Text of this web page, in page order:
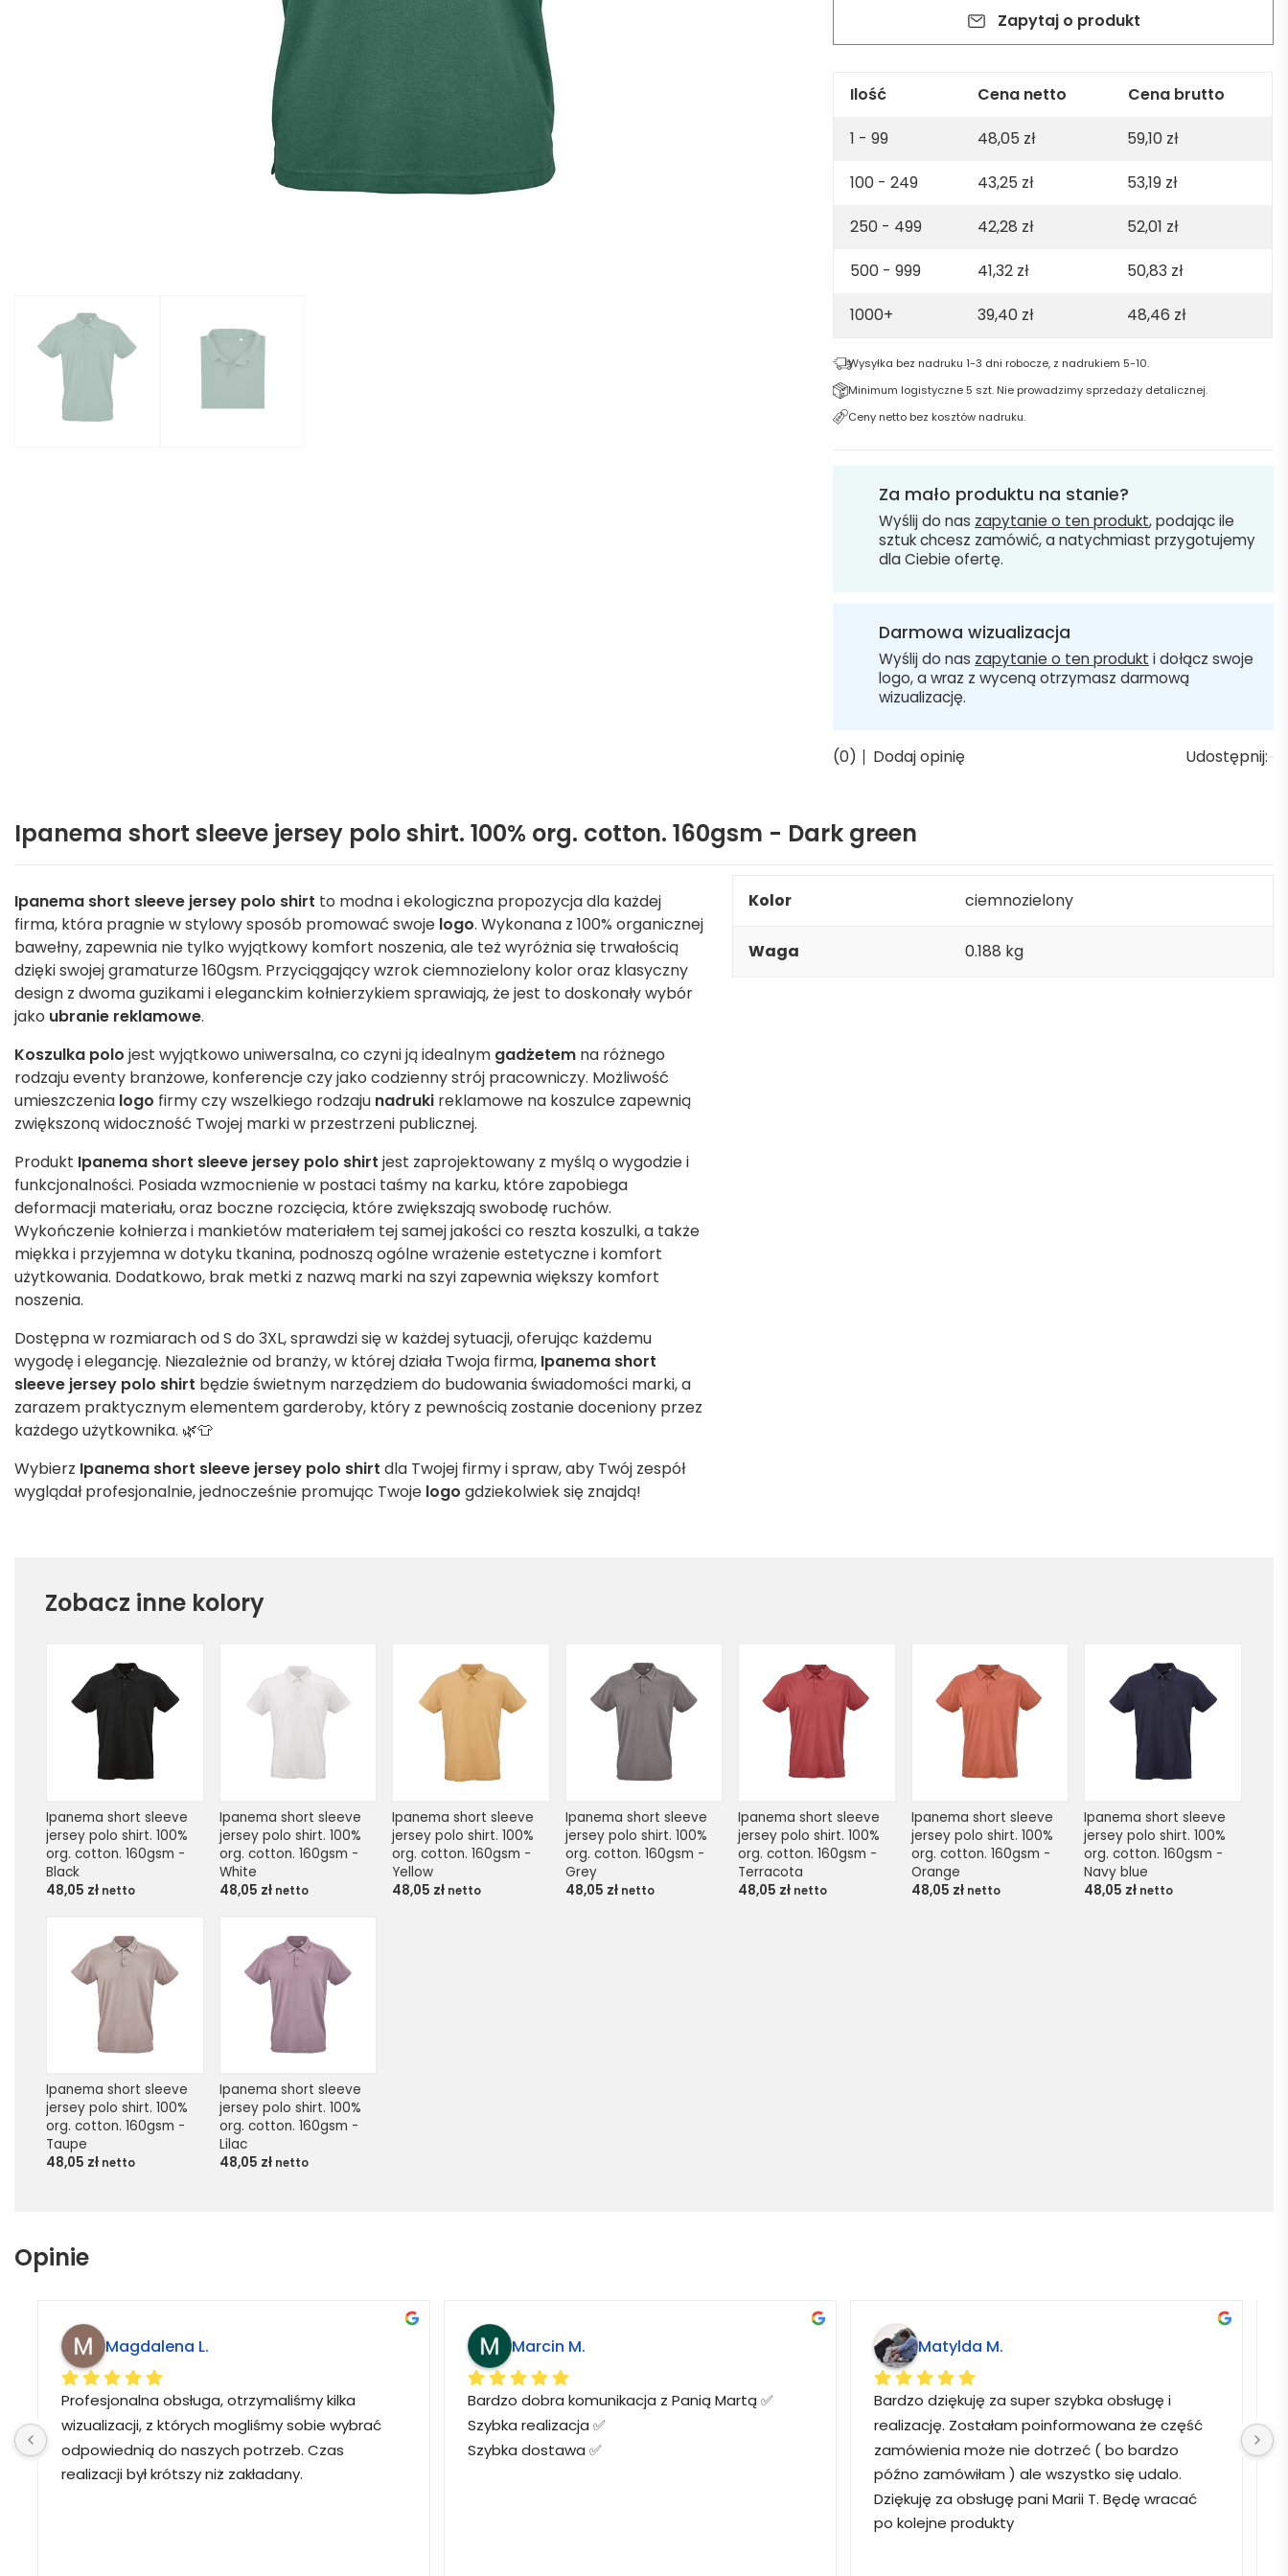
shirt.
org.
160gsm
Dark
Zapytaj o produkt
Ilość Cena netto
Cena brutto
1 - 99
48,05 zł 59,10 zł
100 - 249
43,25 zł 53,19 zł
250 - 499
42,28 zł 52,01 zł
500 - 999
41,32 zł 50,83 zł
1000+
39,40 zł 48,46 zł
Wysyłka bez nadruku 1-3 dni robocze, z nadrukiem 5-10.
Minimum logistyczne 5 szt. Nie prowadzimy sprzedaży detalicznej.
Ceny netto bez kosztów nadruku.
Za mało produktu na stanie?
Wyślij do nas zapytanie o ten produkt, podając ile
sztuk chcesz zamówić, a natychmiast przygotujemy
dla Ciebie ofertę.
Darmowa wizualizacja
Wyślij do nas zapytanie o ten produkt i dołącz swoje
logo, a wraz z wyceną otrzymasz darmową
wizualizację.
(0) Dodaj opinię Udostępnij:
Ipanema short sleeve jersey polo shirt. 100% org. cotton. 160gsm - Dark green
Ipanema short sleeve jersey polo shirt to modna i ekologiczna propozycja dla każdej
firma, która pragnie w stylowy sposób promować swoje logo. Wykonana z 100% organicznej
bawełny, zapewnia nie tylko wyjątkowy komfort noszenia, ale też wyróżnia się trwałością
dzięki swojej gramaturze 160gsm. Przyciągający wzrok ciemnozielony kolor oraz klasyczny
design z dwoma guzikami i eleganckim kołnierzykiem sprawiają, że jest to doskonały wybór
jako ubranie reklamowe.
Koszulka polo jest wyjątkowo uniwersalna, co czyni ją idealnym gadżetem na różnego
rodzaju eventy branżowe, konferencje czy jako codzienny strój pracowniczy. Możliwość
umieszczenia logo firmy czy wszelkiego rodzaju nadruki reklamowe na koszulce zapewnią
zwiększoną widoczność Twojej marki w przestrzeni publicznej.
Produkt Ipanema short sleeve jersey polo shirt jest zaprojektowany z myślą o wygodzie i
funkcjonalności. Posiada wzmocnienie w postaci taśmy na karku, które zapobiega
deformacji materiału, oraz boczne rozcięcia, które zwiększają swobodę ruchów.
Wykończenie kołnierza i mankietów materiałem tej samej jakości co reszta koszulki, a także
miękka i przyjemna w dotyku tkanina, podnoszą ogólne wrażenie estetyczne i komfort
użytkowania. Dodatkowo, brak metki z nazwą marki na szyi zapewnia większy komfort
noszenia.
Dostępna w rozmiarach od S do 3XL, sprawdzi się w każdej sytuacji, oferując każdemu
wygodę i elegancję. Niezależnie od branży, w której działa Twoja firma, Ipanema short
sleeve jersey polo shirt będzie świetnym narzędziem do budowania świadomości marki, a
zarazem praktycznym elementem garderoby, który z pewnością zostanie doceniony przez
każdego użytkownika. 🌿👕
Wybierz Ipanema short sleeve jersey polo shirt dla Twojej firmy i spraw, aby Twój zespół
wyglądał profesjonalnie, jednocześnie promując Twoje logo gdziekolwiek się znajdą!
Kolor ciemnozielony
Waga 0.188 kg
Zobacz inne kolory
Ipanema short sleeve
jersey polo shirt. 100%
org. cotton. 160gsm -
Black
48,05 zł netto
Ipanema short sleeve
jersey polo shirt. 100%
org. cotton. 160gsm -
White
48,05 zł netto
Ipanema short sleeve
jersey polo shirt. 100%
org. cotton. 160gsm -
Yellow
48,05 zł netto
Ipanema short sleeve
jersey polo shirt. 100%
org. cotton. 160gsm -
Grey
48,05 zł netto
Ipanema short sleeve
jersey polo shirt. 100%
org. cotton. 160gsm -
Terracota
48,05 zł netto
Ipanema short sleeve
jersey polo shirt. 100%
org. cotton. 160gsm -
Orange
48,05 zł netto
Ipanema short sleeve
jersey polo shirt. 100%
org. cotton. 160gsm -
Navy blue
48,05 zł netto
Ipanema short sleeve
jersey polo shirt. 100%
org. cotton. 160gsm -
Taupe
48,05 zł netto
Ipanema short sleeve
jersey polo shirt. 100%
org. cotton. 160gsm -
Lilac
48,05 zł netto
Opinie
Magdalena L.
Profesjonalna obsługa, otrzymaliśmy kilka
wizualizacji, z których mogliśmy sobie wybrać
odpowiednią do naszych potrzeb. Czas
realizacji był krótszy niż zakładany.
Marcin M.
Bardzo dobra komunikacja z Panią Martą ✅
Szybka realizacja ✅
Szybka dostawa ✅
Matylda M.
Bardzo dziękuję za super szybka obsługę i
realizację. Zostałam poinformowana że część
zamówienia może nie dotrzeć ( bo bardzo
późno zamówiłam ) ale wszystko się udalo.
Dziękuję za obsługę pani Marii T. Będę wracać
po kolejne produkty